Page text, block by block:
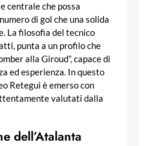
centrale che possa
di gol che una solida
La filosofia del tecnico
punta a un profilo che
alla Giroud”, capace di
ed esperienza. In questo
Retegui è emerso con
valutati dalla
dell’Atalanta